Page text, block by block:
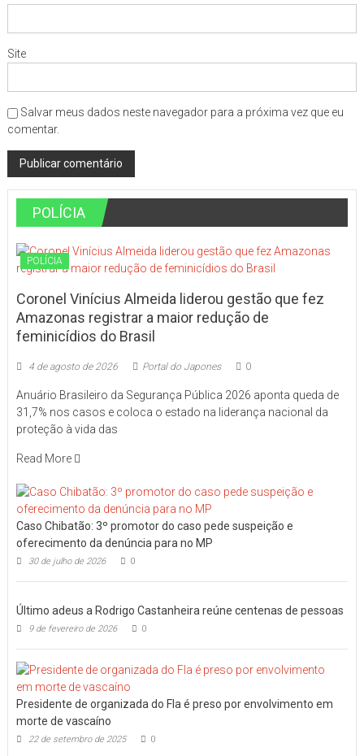
Site
Salvar meus dados neste navegador para a próxima vez que eu
comentar.
POLÍCIA
POLÍCIA
Coronel Vinícius Almeida liderou gestão que fez
Amazonas registrar a maior redução de
feminicídios do Brasil
4 de agosto de 2026 Portal do Japones 0
Anuário Brasileiro da Segurança Pública 2026 aponta queda de
31,7% nos casos e coloca o estado na liderança nacional da
proteção à vida das
Read More
Caso Chibatão: 3º promotor do caso pede suspeição e
oferecimento da denúncia para no MP
30 de julho de 2026 0
Último adeus a Rodrigo Castanheira reúne centenas de pessoas
9 de fevereiro de 2026 0
Presidente de organizada do Fla é preso por envolvimento em
morte de vascaíno
22 de setembro de 2025 0